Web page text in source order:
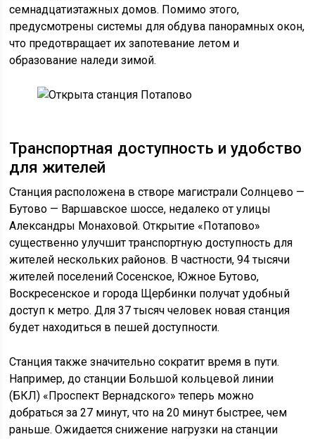
семнадцатиэтажных домов. Помимо этого,
предусмотрены системы для обдува панорамных окон,
что предотвращает их запотевание летом и
образование наледи зимой.
Транспортная доступность и удобство
для жителей
Станция расположена в створе магистрали Солнцево —
Бутово — Варшавское шоссе, недалеко от улицы
Александры Монаховой. Открытие «Потапово»
существенно улучшит транспортную доступность для
жителей нескольких районов. В частности, 94 тысячи
жителей поселений Сосенское, Южное Бутово,
Воскресенское и города Щербинки получат удобный
доступ к метро. Для 37 тысяч человек новая станция
будет находиться в пешей доступности.
Станция также значительно сократит время в пути.
Например, до станции Большой кольцевой линии
(БКЛ) «Проспект Вернадского» теперь можно
добраться за 27 минут, что на 20 минут быстрее, чем
раньше. Ожидается снижение нагрузки на станции